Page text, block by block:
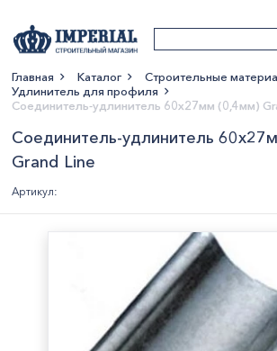
Показать больше
Главная Каталог
Строительные
Удлинитель для профиля
Соединитель-удлинитель 60х27мм (0,4мм)
Соединитель-удлинитель
Grand Line
Артикул: